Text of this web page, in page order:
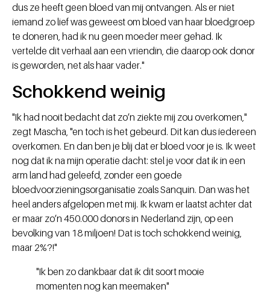
dus ze heeft geen bloed van mij ontvangen. Als er niet
iemand zo lief was geweest om bloed van haar bloedgroep
te doneren, had ik nu geen moeder meer gehad. Ik
vertelde dit verhaal aan een vriendin, die daarop ook donor
is geworden, net als haar vader."
Schokkend weinig
"Ik had nooit bedacht dat zo’n ziekte mij zou overkomen,"
zegt Mascha, "en toch is het gebeurd. Dit kan dus íedereen
overkomen. En dan ben je blij dat er bloed voor je is. Ik weet
nog dat ik na mijn operatie dacht: stel je voor dat ik in een
arm land had geleefd, zonder een goede
bloedvoorzieningsorganisatie zoals Sanquin. Dan was het
heel anders afgelopen met mij. Ik kwam er laatst achter dat
er maar zo’n 450.000 donors in Nederland zijn, op een
bevolking van 18 miljoen! Dat is toch schokkend weinig,
maar 2%?!"
"Ik ben zo dankbaar dat ik dit soort mooie
momenten nog kan meemaken"